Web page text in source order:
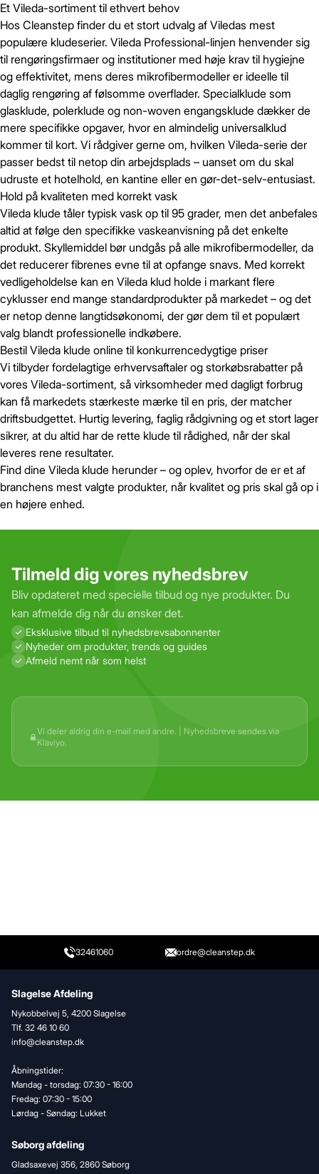
Et Vileda-sortiment til ethvert behov
Hos Cleanstep finder du et stort udvalg af Viledas mest
populære kludeserier. Vileda Professional-linjen henvender sig
til rengøringsfirmaer og institutioner med høje krav til hygiejne
og effektivitet, mens deres mikrofibermodeller er ideelle til
daglig rengøring af følsomme overflader. Specialklude som
glasklude, polerklude og non-woven engangsklude dækker de
mere specifikke opgaver, hvor en almindelig universalklud
kommer til kort. Vi rådgiver gerne om, hvilken Vileda-serie der
passer bedst til netop din arbejdsplads – uanset om du skal
udruste et hotelhold, en kantine eller en gør-det-selv-entusiast.
Hold på kvaliteten med korrekt vask
Vileda klude tåler typisk vask op til 95 grader, men det anbefales
altid at følge den specifikke vaskeanvisning på det enkelte
produkt. Skyllemiddel bør undgås på alle mikrofibermodeller, da
det reducerer fibrenes evne til at opfange snavs. Med korrekt
vedligeholdelse kan en Vileda klud holde i markant flere
cyklusser end mange standardprodukter på markedet – og det
er netop denne langtidsøkonomi, der gør dem til et populært
valg blandt professionelle indkøbere.
Bestil Vileda klude online til konkurrencedygtige priser
Vi tilbyder fordelagtige erhvervsaftaler og storkøbsrabatter på
vores Vileda-sortiment, så virksomheder med dagligt forbrug
kan få markedets stærkeste mærke til en pris, der matcher
driftsbudgettet. Hurtig levering, faglig rådgivning og et stort lager
sikrer, at du altid har de rette klude til rådighed, når der skal
leveres rene resultater.
Find dine Vileda klude herunder – og oplev, hvorfor de er et af
branchens mest valgte produkter, når kvalitet og pris skal gå op i
en højere enhed.
Tilmeld dig vores nyhedsbrev
Bliv opdateret med specielle tilbud og nye produkter. Du
kan afmelde dig når du ønsker det.
Eksklusive tilbud til nyhedsbrevs­abonnenter
Nyheder om produkter, trends og guides
Afmeld nemt når som helst
Vi deler aldrig din e-mail med andre. | Nyhedsbreve sendes via
Klaviyo.
32461060 ordre@cleanstep.dk
Slagelse Afdeling
Nykobbelvej 5, 4200 Slagelse
Tlf. 32 46 10 60
info@cleanstep.dk
Åbningstider:
Mandag - torsdag: 07:30 - 16:00
Fredag: 07:30 - 15:00
Lørdag - Søndag: Lukket
Søborg afdeling
Gladsaxevej 356, 2860 Søborg